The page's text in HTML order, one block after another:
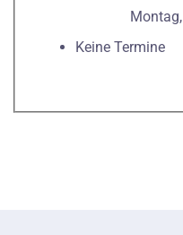
Keine Termine